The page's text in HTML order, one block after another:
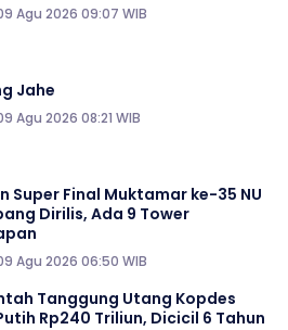
Agu 2026 09:07 WIB
Jahe
Agu 2026 08:21 WIB
Super Final Muktamar ke-35 NU
Dirilis, Ada 9 Tower
Agu 2026 06:50 WIB
Tanggung Utang Kopdes
Rp240 Triliun, Dicicil 6 Tahun